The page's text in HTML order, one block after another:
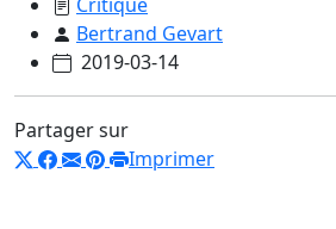
Bertrand Gevart
2019-03-14
Partager sur
Imprimer